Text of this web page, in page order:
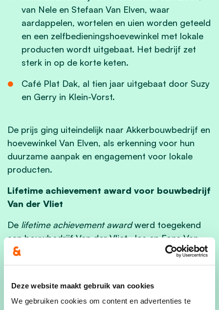
Deze website maakt gebruik van cookies
We gebruiken cookies om content en advertenties te
van Nele en Stefaan Van Elven, waar
aardappelen, wortelen en uien worden geteeld
en een zelfbedieningshoevewinkel met lokale
producten wordt uitgebaat. Het bedrijf zet
sterk in op de korte keten.
Café Plat Dak, al tien jaar uitgebaat door Suzy
en Gerry in Klein-Vorst.
De prijs ging uiteindelijk naar Akkerbouwbedrijf en
hoevewinkel Van Elven, als erkenning voor hun
duurzame aanpak en engagement voor lokale
producten.
Lifetime achievement award voor bouwbedrijf
Van der Vliet
De lifetime achievement awardwerd toegekend
aan bouwbedrijf Van der Vliet. Jos en Fons Van
der Vliet ontvingen de onderscheiding omdat zij al
jarenlang een vaste waarde zijn binnen het
bedrijf over van hun ouders en droegen in 2015
de fakkel over aan de volgende generatie, Greet